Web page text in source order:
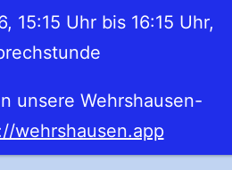
15:15 Uhr bis 16:15 Uhr,
unsere Wehrshausen-
wehrshausen.app